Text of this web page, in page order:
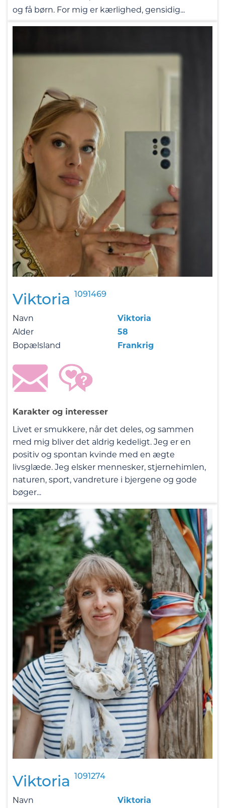
og få børn. For mig er kærlighed, gensidig...
Viktoria 1091469
Navn
Viktoria
Alder
58
Bopælsland
Frankrig
Karakter og interesser
Livet er smukkere, når det deles, og sammen
med mig bliver det aldrig kedeligt. Jeg er en
positiv og spontan kvinde med en ægte
livsglæde. Jeg elsker mennesker, stjernehimlen,
naturen, sport, vandreture i bjergene og gode
bøger...
Viktoria 1091274
Navn
Viktoria